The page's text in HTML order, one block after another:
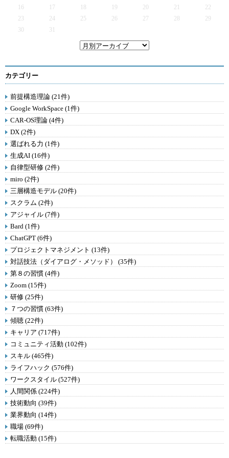
16
17 19 20 21
22
23
24 25 26 27 28
29
30
31
カテゴリー
前提構造理論 (21件)
Google WorkSpace (1件)
CAR-OS理論 (4件)
DX (2件)
選ばれる力 (1件)
生成AI (16件)
自律型研修 (2件)
miro (2件)
三層構造モデル (20件)
スクラム (2件)
アジャイル (7件)
Bard (1件)
ChatGPT (6件)
プロジェクトマネジメント (13件)
対話技法（ダイアログ・メソッド） (35件)
第８の習慣 (4件)
Zoom (15件)
研修 (25件)
７つの習慣 (63件)
傾聴 (22件)
キャリア (717件)
コミュニティ活動 (102件)
スキル (465件)
ライフハック (576件)
ワークスタイル (527件)
人間関係 (224件)
技術動向 (39件)
業界動向 (14件)
職場 (69件)
転職活動 (15件)